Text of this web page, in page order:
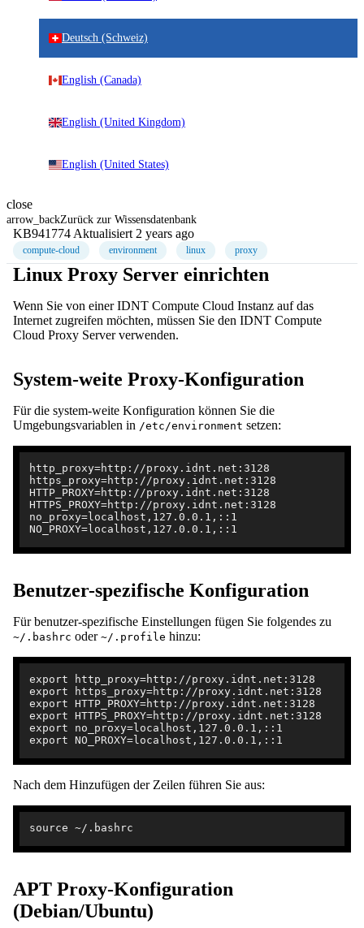
Deutsch (Schweiz)
English (Canada)
English (United Kingdom)
English (United States)
close
arrow_backZurück zur Wissensdatenbank
KB941774 Aktualisiert 2 years ago
compute-cloud environment linux proxy
Linux Proxy Server einrichten
Wenn Sie von einer IDNT Compute Cloud Instanz auf das
Internet zugreifen möchten, müssen Sie den IDNT Compute
Cloud Proxy Server verwenden.
System-weite Proxy-Konfiguration
Für die system-weite Konfiguration können Sie die
Umgebungsvariablen in /etc/environment setzen:
http_proxy=http://proxy.idnt.net:3128
https_proxy=http://proxy.idnt.net:3128
HTTP_PROXY=http://proxy.idnt.net:3128
HTTPS_PROXY=http://proxy.idnt.net:3128
no_proxy=localhost,127.0.0.1,::1
Benutzer-spezifische Konfiguration
Für benutzer-spezifische Einstellungen fügen Sie folgendes zu
~/.bashrc oder ~/.profile hinzu:
export http_proxy=http://proxy.idnt.net:3128
export https_proxy=http://proxy.idnt.net:3128
export HTTP_PROXY=http://proxy.idnt.net:3128
export HTTPS_PROXY=http://proxy.idnt.net:3128
export no_proxy=localhost,127.0.0.1,::1
Nach dem Hinzufügen der Zeilen führen Sie aus:
APT Proxy-Konfiguration
(Debian/Ubuntu)